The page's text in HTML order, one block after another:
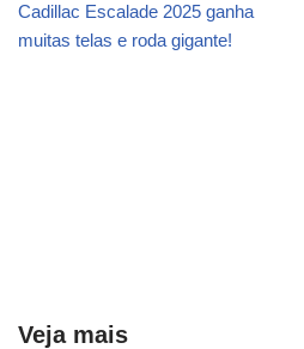
Cadillac Escalade 2025 ganha
muitas telas e roda gigante!
Veja mais